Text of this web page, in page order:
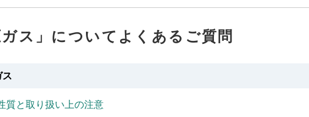
ガス」についてよくあるご質問
ス
質と取り扱い上の注意